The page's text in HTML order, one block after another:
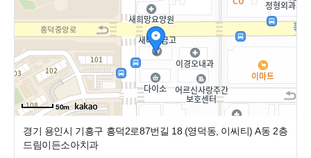
직원 간 분위기도 좋고, 원장님도 젊고 성격 좋으셔서 직원들
과 잘 소통해주십니다^^
50m
경기 용인시 기흥구 흥덕2로87번길 18 (영덕동, 이씨티) A동 2층
드림이든소아치과